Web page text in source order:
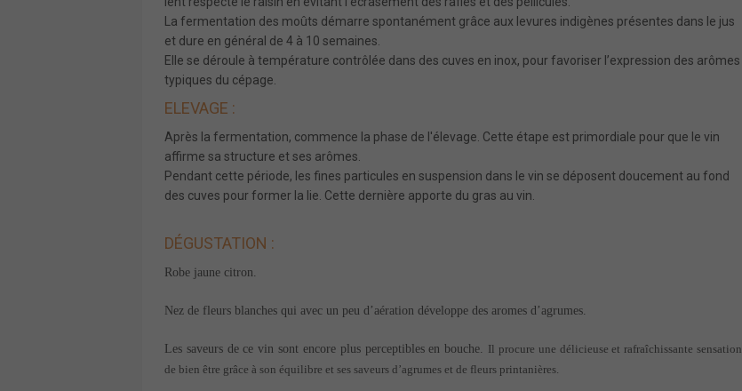
La fermentation des moûts démarre spontanément grâce aux levures indigènes présentes dans le jus
et dure en général de 4 à 10 semaines.
Elle se déroule à température contrôlée dans des cuves en inox, pour favoriser l’expression des arômes
typiques du cépage.
ELEVAGE :
Après la fermentation, commence la phase de l'élevage. Cette étape est primordiale pour que le vin
affirme sa structure et ses arômes.
Pendant cette période, les fines particules en suspension dans le vin se déposent doucement au fond
des cuves pour former la lie. Cette dernière apporte du gras au vin.
DÉGUSTATION :
Robe jaune citron.
Nez de fleurs blanches qui avec un peu d’aération développe des aromes d’agrumes.
Les saveurs de ce vin sont encore plus perceptibles en bouche. Il procure une délicieuse et rafraîchissante sensation
de bien être grâce à son équilibre et ses saveurs d’agrumes et de fleurs printanières.